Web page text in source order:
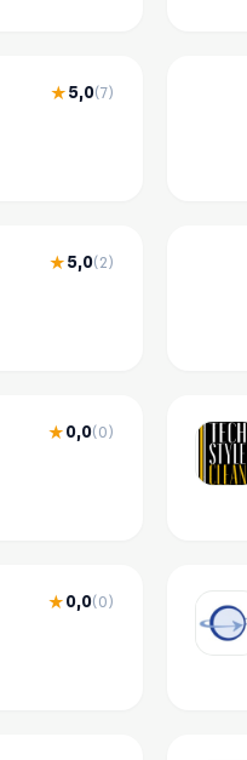
★5,0(7)
★5,0(2)
★0,0(0)
★0,0(0)